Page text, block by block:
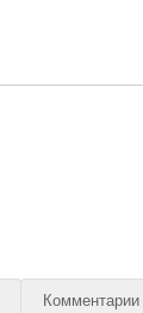
Комментарии